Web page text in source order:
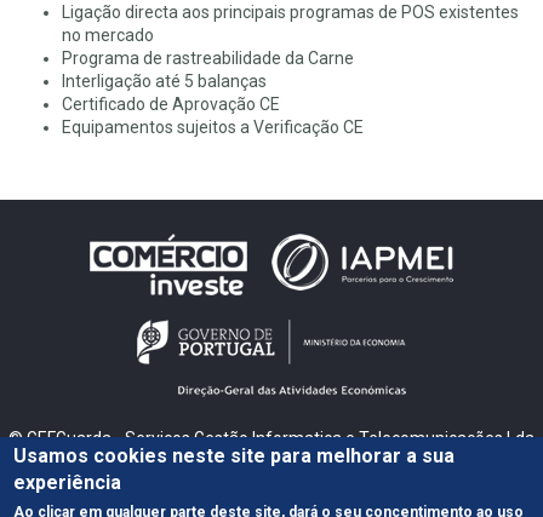
Ligação directa aos principais programas de POS existentes
no mercado
Programa de rastreabilidade da Carne
Interligação até 5 balanças
Certificado de Aprovação CE
Equipamentos sujeitos a Verificação CE
© GEFGuarda - Serviços Gestão Informatica e Telecomunicações Lda
Guarda - Sé
Política de Privacidade
Usamos cookies neste site para melhorar a sua
experiência
Ao clicar em qualquer parte deste site, dará o seu concentimento ao uso